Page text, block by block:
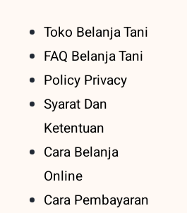
Toko Belanja Tani
FAQ Belanja Tani
Policy Privacy
Syarat Dan
Ketentuan
Cara Belanja
Online
Cara Pembayaran